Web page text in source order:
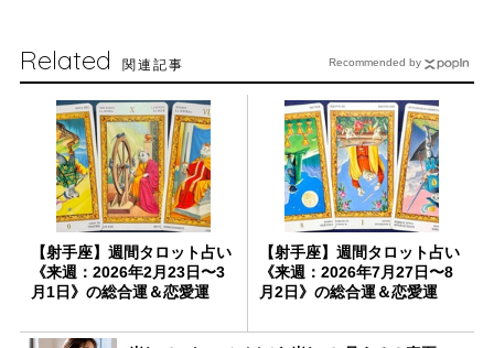
Related 関連記事
【射手座】週間タロット占い
《来週：2026年2月23日〜3
月1日》の総合運＆恋愛運
【射手座】週間タロット占い
《来週：2026年7月27日〜8
月2日》の総合運＆恋愛運
Recommended by